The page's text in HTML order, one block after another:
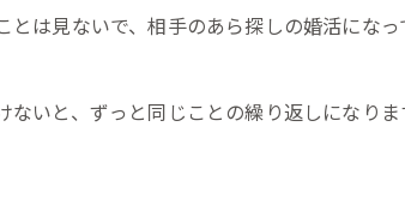
は見ないで、相手のあら探しの婚活にな
いと、ずっと同じことの繰り返しになりま